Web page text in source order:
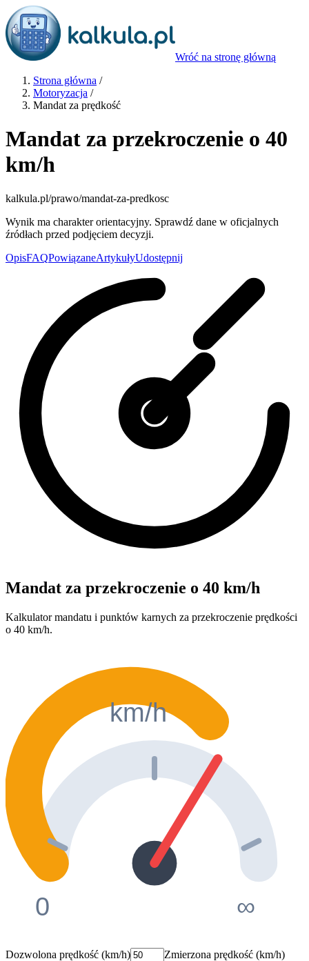
Wróć na stronę główną
Strona główna /
Motoryzacja /
Mandat za prędkość
Mandat za przekroczenie o 40
km/h
kalkula.pl/prawo/mandat-za-predkosc
Wynik ma charakter orientacyjny. Sprawdź dane w oficjalnych
źródłach przed podjęciem decyzji.
OpisFAQPowiązaneArtykułyUdostępnij
Mandat za przekroczenie o 40 km/h
Kalkulator mandatu i punktów karnych za przekroczenie prędkości
o 40 km/h.
0
km/h
∞
Dozwolona prędkość (km/h)
Zmierzona prędkość (km/h)